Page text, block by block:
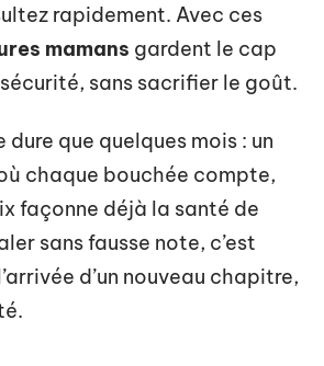
rapidement. Avec ces
mamans gardent le cap
sans sacrifier le goût.
dure que quelques mois : un
chaque bouchée compte,
façonne déjà la santé de
sans fausse note, c’est
d’un nouveau chapitre,